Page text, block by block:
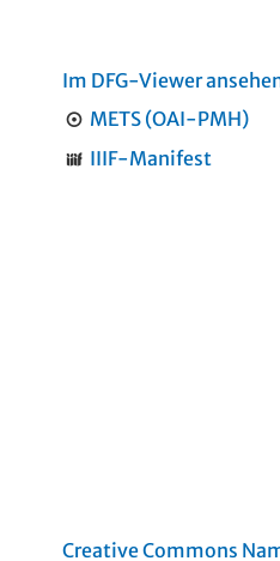
Im DFG-Viewer
METS (OAI-PMH)
IIIF-Manifest
Creative Commons